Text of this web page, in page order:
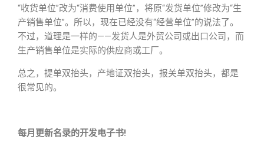
“收货单位”改为“消费使用单位”，将原“发货单位”修改为“生
产销售单位”。所以，现在已经没有“经营单位”的说法了。
不过，道理是一样的——发货人是外贸公司或出口公司，而
生产销售单位是实际的供应商或工厂。
总之，提单双抬头，产地证双抬头，报关单双抬头，都是
很常见的。
每月更新名录的开发电子书!